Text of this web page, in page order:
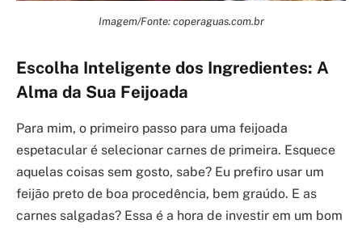
Imagem/Fonte: coperaguas.com.br
Escolha Inteligente dos Ingredientes: A
Alma da Sua Feijoada
Para mim, o primeiro passo para uma feijoada
espetacular é selecionar carnes de primeira. Esquece
aquelas coisas sem gosto, sabe? Eu prefiro usar um
feijão preto de boa procedência, bem graúdo. E as
carnes salgadas? Essa é a hora de investir em um bom